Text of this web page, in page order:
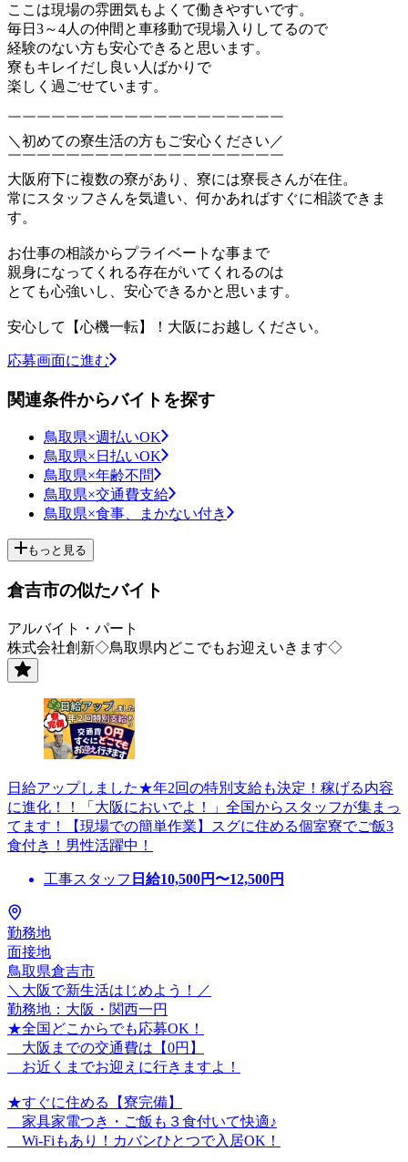
ここは現場の雰囲気もよくて働きやすいです。
毎日3～4人の仲間と車移動で現場入りしてるので
経験のない方も安心できると思います。
寮もキレイだし良い人ばかりで
楽しく過ごせています。
￣￣￣￣￣￣￣￣￣￣￣￣￣￣￣￣￣￣￣
＼初めての寮生活の方もご安心ください／
￣￣￣￣￣￣￣￣￣￣￣￣￣￣￣￣￣￣￣
大阪府下に複数の寮があり、寮には寮長さんが在住。
常にスタッフさんを気遣い、何かあればすぐに相談できま
す。
お仕事の相談からプライベートな事まで
親身になってくれる存在がいてくれるのは
とても心強いし、安心できるかと思います。
安心して【心機一転】！大阪にお越しください。
応募画面に進む
関連条件からバイトを探す
鳥取県×週払いOK
鳥取県×日払いOK
鳥取県×年齢不問
鳥取県×交通費支給
鳥取県×食事、まかない付き
もっと見る
倉吉市の似たバイト
アルバイト・パート
株式会社創新◇鳥取県内どこでもお迎えいきます◇
日給アップしました★年2回の特別支給も決定！稼げる内容
に進化！！「大阪においでよ！」全国からスタッフが集まっ
てます！【現場での簡単作業】スグに住める個室寮でご飯3
食付き！男性活躍中！
工事スタッフ 日給10,500円〜12,500円
勤務地
面接地
鳥取県倉吉市
＼大阪で新生活はじめよう！／
勤務地：大阪・関西一円
★全国どこからでも応募OK！
大阪までの交通費は【0円】
お近くまでお迎えに行きますよ！
★すぐに住める【寮完備】
家具家電つき・ご飯も３食付いて快適♪
Wi-Fiもあり！カバンひとつで入居OK！